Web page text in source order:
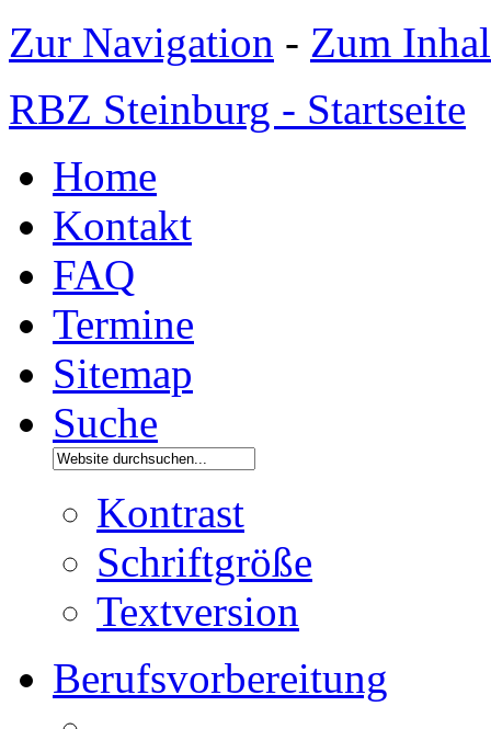
Zur Navigation - Zum
RBZ Steinburg - Startseite
Home
Kontakt
FAQ
Termine
Sitemap
Suche
Kontrast
Schriftgröße
Textversion
Berufsvorbereitung